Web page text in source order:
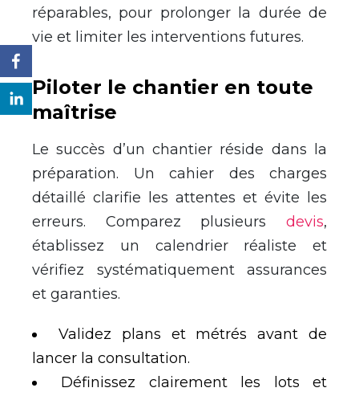
réparables, pour prolonger la durée de
vie et limiter les interventions futures.
Piloter le chantier en toute
maîtrise
Le succès d’un chantier réside dans la
préparation. Un cahier des charges
détaillé clarifie les attentes et évite les
erreurs. Comparez plusieurs devis,
établissez un calendrier réaliste et
vérifiez systématiquement assurances
et garanties.
Validez plans et métrés avant de
lancer la consultation.
Définissez clairement les lots et